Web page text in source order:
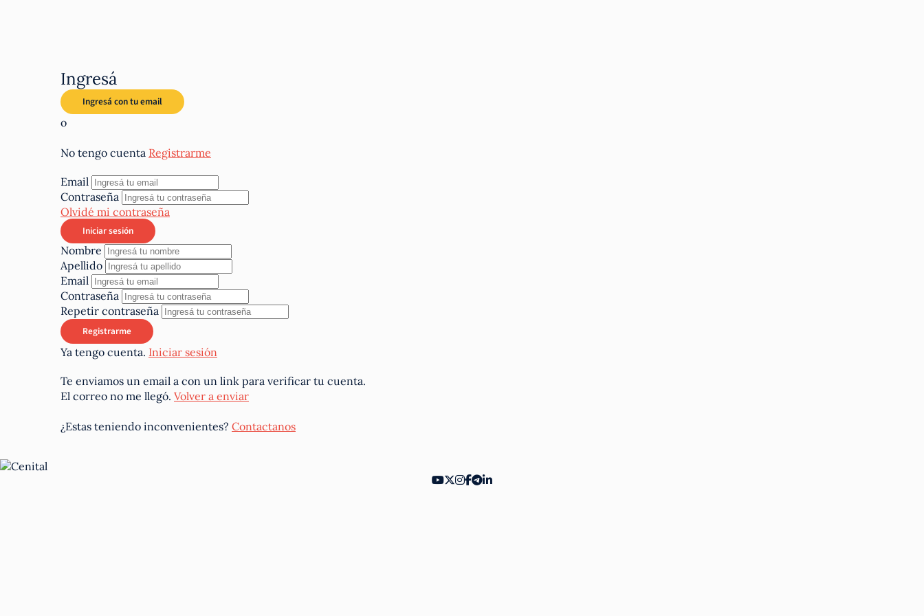
Ingresá
o
No tengo cuenta Registrarme
Email
Contraseña
Olvidé mi contraseña
Nombre
Apellido
Email
Contraseña
Repetir contraseña
Ya tengo cuenta. Iniciar sesión
Te enviamos un email a con un link para verificar tu cuenta.
El correo no me llegó. Volver a enviar
¿Estas teniendo inconvenientes? Contactanos